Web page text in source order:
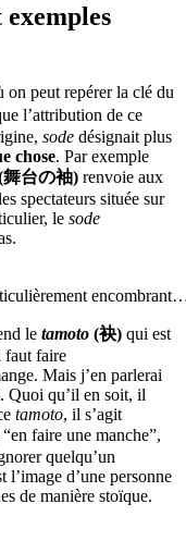
on peut repérer la clé du
l’attribution de ce
sode désignait plus
chose. Par exemple
舞台の袖) renvoie aux
spectateurs située sur
le sode
le tamoto (袂) qui est
faut faire
Mais j’en parlerai
Quoi qu’il en soit, il
tamoto, il s’agit
faire une manche”,
quelqu’un
l’image d’une personne
de manière stoïque.